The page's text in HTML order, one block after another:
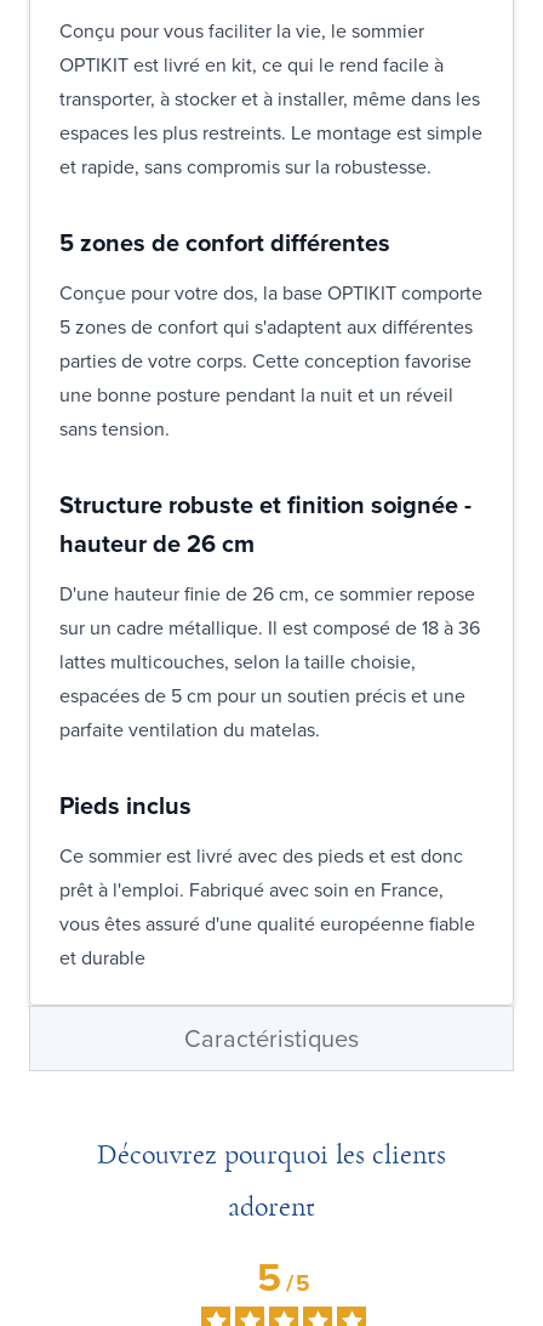
Conçu pour vous faciliter la vie, le sommier
OPTIKIT est livré en kit, ce qui le rend facile à
transporter, à stocker et à installer, même dans les
espaces les plus restreints. Le montage est simple
et rapide, sans compromis sur la robustesse.
5 zones de confort différentes
Conçue pour votre dos, la base OPTIKIT comporte
5 zones de confort qui s'adaptent aux différentes
parties de votre corps. Cette conception favorise
une bonne posture pendant la nuit et un réveil
sans tension.
Structure robuste et finition soignée -
hauteur de 26 cm
D'une hauteur finie de 26 cm, ce sommier repose
sur un cadre métallique. Il est composé de 18 à 36
lattes multicouches, selon la taille choisie,
espacées de 5 cm pour un soutien précis et une
parfaite ventilation du matelas.
Pieds inclus
Ce sommier est livré avec des pieds et est donc
prêt à l'emploi. Fabriqué avec soin en France,
vous êtes assuré d'une qualité européenne fiable
et durable
Caractéristiques
Découvrez pourquoi les clients
adorent
5/5